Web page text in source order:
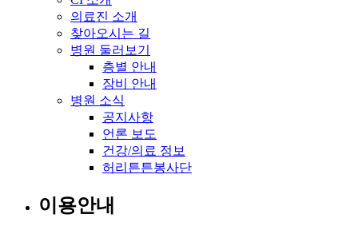
의료진 소개
찾아오시는 길
병원 둘러보기
층별 안내
장비 안내
병원 소식
공지사항
언론 보도
건강/의료 정보
허리튼튼봉사단
이용안내